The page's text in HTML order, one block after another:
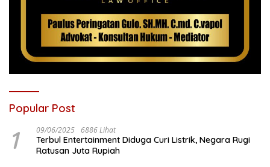
Popular Post
1 09/06/2025 6886 Lihat
Terbul Entertainment Diduga Curi Listrik, Negara Rugi
Ratusan Juta Rupiah